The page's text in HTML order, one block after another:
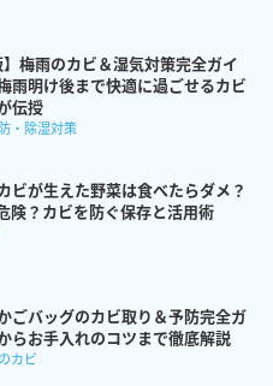
】梅雨のカビ＆湿気対策完全ガイ
雨明け後まで快適に過ごせるカビ
伝授
・除湿対策
ビが生えた野菜は食べたらダメ？
険？カビを防ぐ保存と活用術
ごバッグのカビ取り＆予防完全ガ
らお手入れのコツまで徹底解説
カビ